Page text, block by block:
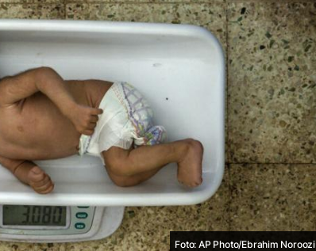
Foto: AP Photo/Ebrahim Noroozi